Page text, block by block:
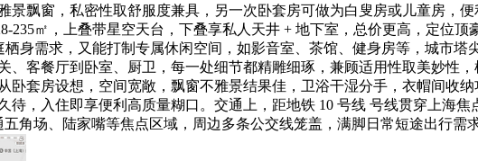
飘窗，私密性取舒服度兼具，另一次卧套房可做为白叟房或儿童房，
235㎡，上叠带星空天台，下叠享私人天井 + 地下室，总价更高，定位
身需求，又能打制专属休闲空间，如影音室、茶馆、健身房等，城市
客餐厅到卧室、厨卫，每一处细节都精雕细琢，兼顾适用性取美妙性
套房设想，空间宽敞，飘窗不雅景结果佳，卫浴干湿分手，衣帽间收
，入住即享便利高质量糊口。交通上，距地铁 10 号线 号线贯穿上海焦
角场、陆家嘴等焦点区域，周边多条公交线笼盖，满脚日常短途出行需求